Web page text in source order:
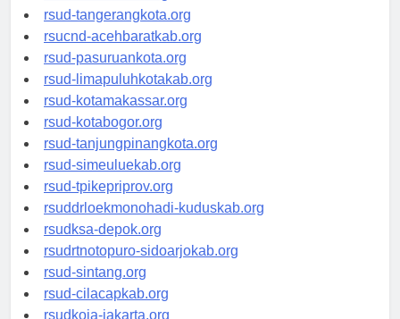
rsud-kotabekasi.org
rsud-tangerangkota.org
rsucnd-acehbaratkab.org
rsud-pasuruankota.org
rsud-limapuluhkotakab.org
rsud-kotamakassar.org
rsud-kotabogor.org
rsud-tanjungpinangkota.org
rsud-simeuluekab.org
rsud-tpikepriprov.org
rsuddrloekmonohadi-kuduskab.org
rsudksa-depok.org
rsudrtnotopuro-sidoarjokab.org
rsud-sintang.org
rsud-cilacapkab.org